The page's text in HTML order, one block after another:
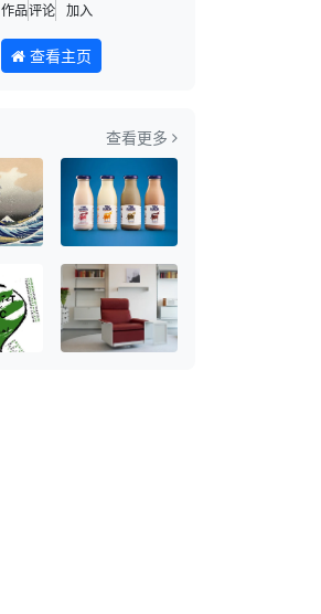
作品评论 加入
查看主页
查看更多